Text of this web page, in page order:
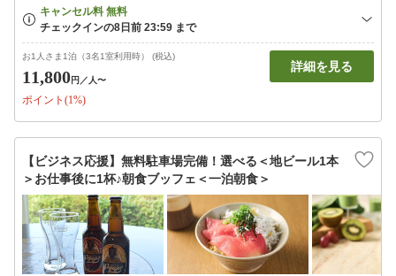
お1人さま1泊（3名1室利用時） (税込)
11,800円 ／人〜
ポイント(1%)
詳細を見る
【ビジネス応援】無料駐車場完備！選べる＜地ビール1本
＞お仕事後に1杯♪朝食ブッフェ＜一泊朝食＞